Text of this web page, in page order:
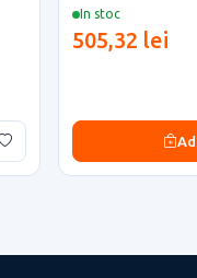
In stoc
505,32 lei